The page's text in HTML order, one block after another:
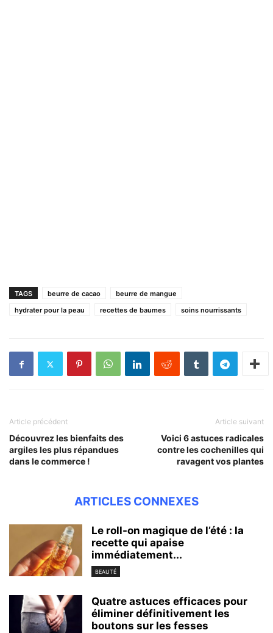
TAGS beurre de cacao
beurre de mangue
hydrater pour la peau
recettes de baumes soins nourrissants
Article précédent
Découvrez les bienfaits des
argiles les plus répandues
dans le commerce !
Article suivant
Voici 6 astuces radicales
contre les cochenilles qui
ravagent vos plantes
ARTICLES CONNEXES
Le roll-on magique de l’été : la
recette qui apaise
immédiatement...
BEAUTÉ
Quatre astuces efficaces pour
éliminer définitivement les
boutons sur les fesses